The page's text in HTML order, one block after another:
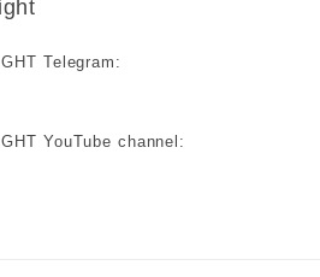
Telegram:
YouTube channel: